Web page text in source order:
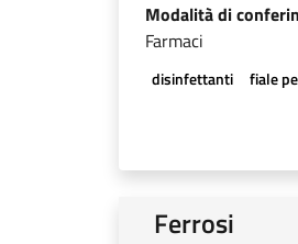
Modalità di
Farmaci
disinfettanti fiale
Ferrosi